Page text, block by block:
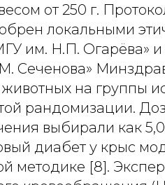
от 250 г.
локальными
им. Н.П. Огарёва»
Сеченова»
на группы
рандомизации.
выбирали как
диабет у крыс
методике [8].